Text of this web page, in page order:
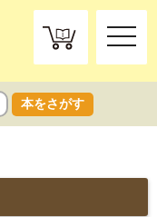
toggle
本をさがす